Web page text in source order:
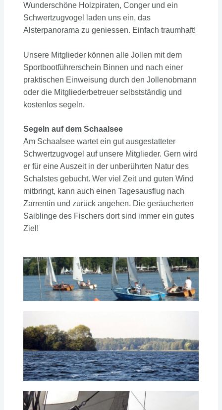
Wunderschöne Holzpiraten, Conger und ein
Schwertzugvogel laden uns ein, das
Alsterpanorama zu geniessen. Einfach traumhaft!
Unsere Mitglieder können alle Jollen mit dem
Sportbootführerschein Binnen und nach einer
praktischen Einweisung durch den Jollenobmann
oder die Mitgliederbetreuer selbstständig und
kostenlos segeln.
Segeln auf dem Schaalsee
Am Schaalsee wartet ein gut ausgestatteter
Schwertzugvogel auf unsere Mitglieder. Gern wird
er für eine Auszeit in der unberührten Natur des
Schalstes gebucht. Wer viel Zeit und guten Wind
mitbringt, kann auch einen Tagesausflug nach
Zarrentin und zurück angehen. Die geräucherten
Saiblinge des Fischers dort sind immer ein gutes
Ziel!